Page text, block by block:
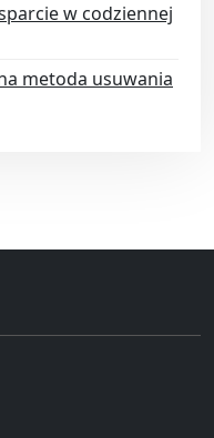
w codziennej
metoda usuwania